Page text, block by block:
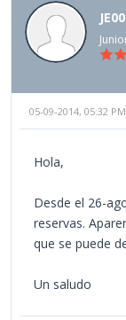
05-09-2014, 05:32 PM
Hola,
Desde el 26-
reservas.
que se puede
Un saludo